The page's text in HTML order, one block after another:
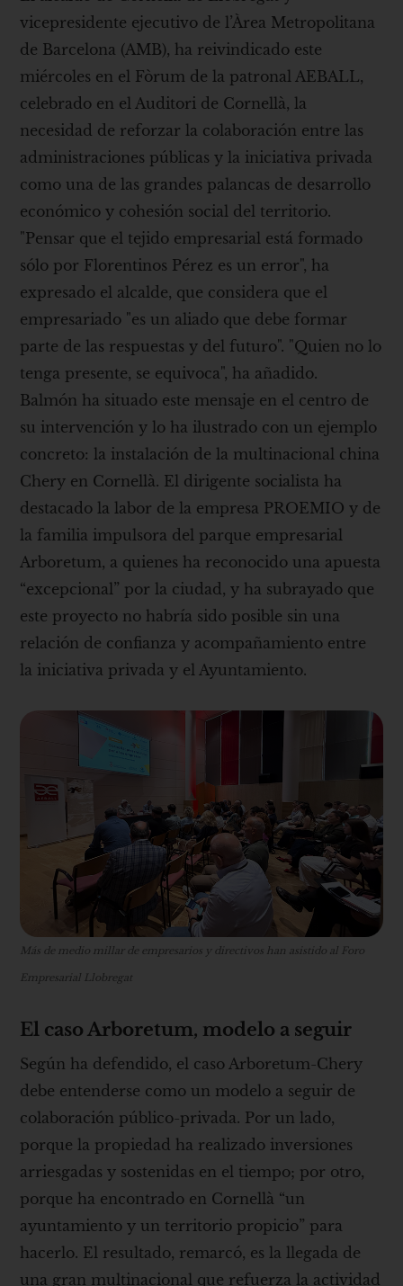
vicepresidente ejecutivo de l’Àrea Metropolitana
de Barcelona (AMB), ha reivindicado este
miércoles en el Fòrum de la patronal AEBALL,
celebrado en el Auditori de Cornellà, la
necesidad de reforzar la colaboración entre las
administraciones públicas y la iniciativa privada
como una de las grandes palancas de desarrollo
económico y cohesión social del territorio.
"Pensar que el tejido empresarial está formado
sólo por Florentinos Pérez es un error", ha
expresado el alcalde, que considera que el
empresariado "es un aliado que debe formar
parte de las respuestas y del futuro". "Quien no lo
tenga presente, se equivoca", ha añadido.
Balmón ha situado este mensaje en el centro de
su intervención y lo ha ilustrado con un ejemplo
concreto: la instalación de la multinacional china
Chery en Cornellà. El dirigente socialista ha
destacado la labor de la empresa PROEMIO y de
la familia impulsora del parque empresarial
Arboretum, a quienes ha reconocido una apuesta
“excepcional” por la ciudad, y ha subrayado que
este proyecto no habría sido posible sin una
relación de confianza y acompañamiento entre
la iniciativa privada y el Ayuntamiento.
Más de medio millar de empresarios y directivos han asistido al Foro
Empresarial Llobregat
El caso Arboretum, modelo a seguir
Según ha defendido, el caso Arboretum-Chery
debe entenderse como un modelo a seguir de
colaboración público-privada. Por un lado,
porque la propiedad ha realizado inversiones
arriesgadas y sostenidas en el tiempo; por otro,
porque ha encontrado en Cornellà “un
ayuntamiento y un territorio propicio” para
hacerlo. El resultado, remarcó, es la llegada de
una gran multinacional que refuerza la actividad